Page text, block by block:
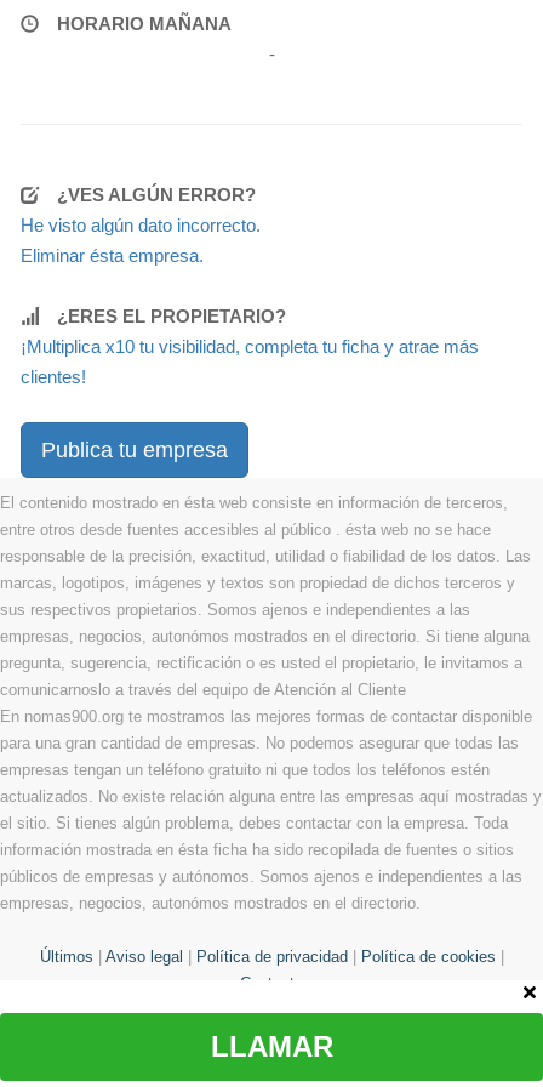
HORARIO MAÑANA
-
¿VES ALGÚN ERROR?
He visto algún dato incorrecto.
Eliminar ésta empresa.
¿ERES EL PROPIETARIO?
¡Multiplica x10 tu visibilidad, completa tu ficha y atrae más
clientes!
Publica tu empresa
El contenido mostrado en ésta web consiste en información de terceros,
entre otros desde fuentes accesibles al público . ésta web no se hace
responsable de la precisión, exactitud, utilidad o fiabilidad de los datos. Las
marcas, logotipos, imágenes y textos son propiedad de dichos terceros y
sus respectivos propietarios. Somos ajenos e independientes a las
empresas, negocios, autonómos mostrados en el directorio. Si tiene alguna
pregunta, sugerencia, rectificación o es usted el propietario, le invitamos a
comunicarnoslo a través del equipo de Atención al Cliente
En nomas900.org te mostramos las mejores formas de contactar disponible
para una gran cantidad de empresas. No podemos asegurar que todas las
empresas tengan un teléfono gratuito ni que todos los teléfonos estén
actualizados. No existe relación alguna entre las empresas aquí mostradas y
el sitio. Si tienes algún problema, debes contactar con la empresa. Toda
información mostrada en ésta ficha ha sido recopilada de fuentes o sitios
públicos de empresas y autónomos. Somos ajenos e independientes a las
empresas, negocios, autonómos mostrados en el directorio.
Últimos Aviso legal Política de privacidad Política de cookies
Contacto
LLAMAR